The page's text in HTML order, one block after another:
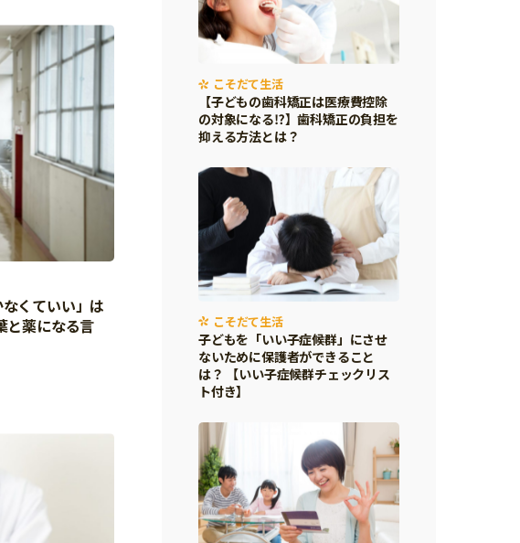
くていい」は
と薬になる言
こそだて生活
【子どもの歯科矯正は医療費控除
の対象になる⁉】歯科矯正の負担を
抑える方法とは？
こそだて生活
子どもを「いい子症候群」にさせ
ないために保護者ができること
は？ 【いい子症候群チェックリス
ト付き】